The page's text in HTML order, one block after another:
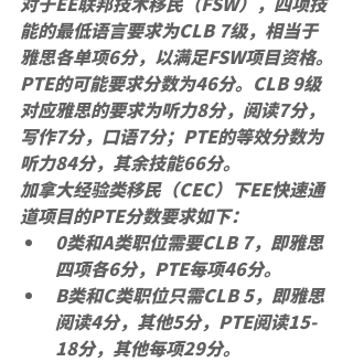
能的最低语言要求为CLB 7级，相当于
雅思各单项6分，以满足FSW项目资格。
PTE的可能要求分数为46分。CLB 9级
对应雅思的要求为听力8分，阅读7分，
写作7分，口语7分；PTE的等效分数为
听力84分，其余技能66分。
加拿大经验类移民（CEC）下EE快速通
道项目的PTE分数要求如下：
0类和A类职位需要CLB 7，即雅思
四项各6分，PTE每项46分。
B类和C类职位只需CLB 5，即雅思
阅读4分，其他5分，PTE阅读15-
18分，其他每项29分。